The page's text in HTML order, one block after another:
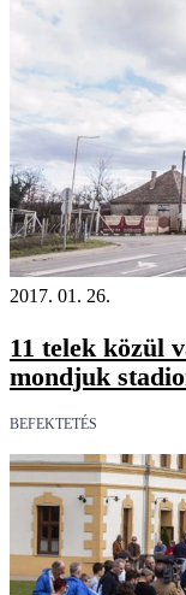
2017. 01. 26.
11 telek közül
mondjuk
BEFEKTETÉS